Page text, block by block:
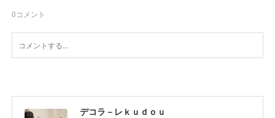
0コメント
デコラ－レｋｕｄｏｕ